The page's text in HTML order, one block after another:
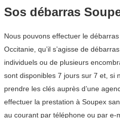
Sos débarras
Nous pouvons effectuer le
Occitanie, qu’il s’agisse de
individuels ou de plusieurs
sont disponibles 7 jours sur 7 et, si
prendre les clés auprès d’une
effectuer la prestation à Soupex
au courant par téléphone ou par e-